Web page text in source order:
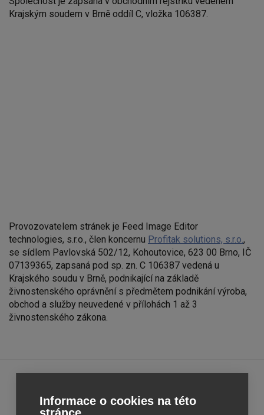
Krajským soudem v Brně oddíl C, vložka 106387.
Provozovatelem stránek je Feed Image Editor
technologies, s.r.o., člen koncernu Profitak solutions, s.r.o.,
se sídlem Pavlovská 502/12, Kohoutovice, 623 00 Brno, IČ
07139365, zapsaná pod sp. zn. C 106387 vedená u
Krajského soudu v Brně, podnikající na základě
živnostenského oprávnění s předmětem podnikání výroba,
obchod a služby neuvedené v přílohách 1 až 3
živnostenského zákona.
Image
Image
Informace o cookies na této